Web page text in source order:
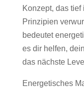
Konzept, das
Prinzipien
bedeutet
es dir helfen,
das nächste
Energetisches